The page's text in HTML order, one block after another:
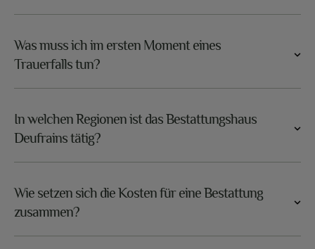
Was muss ich im ersten Moment eines
Trauerfalls tun?
In welchen Regionen ist das Bestattungshaus
Deufrains tätig?
Wie setzen sich die Kosten für eine Bestattung
zusammen?